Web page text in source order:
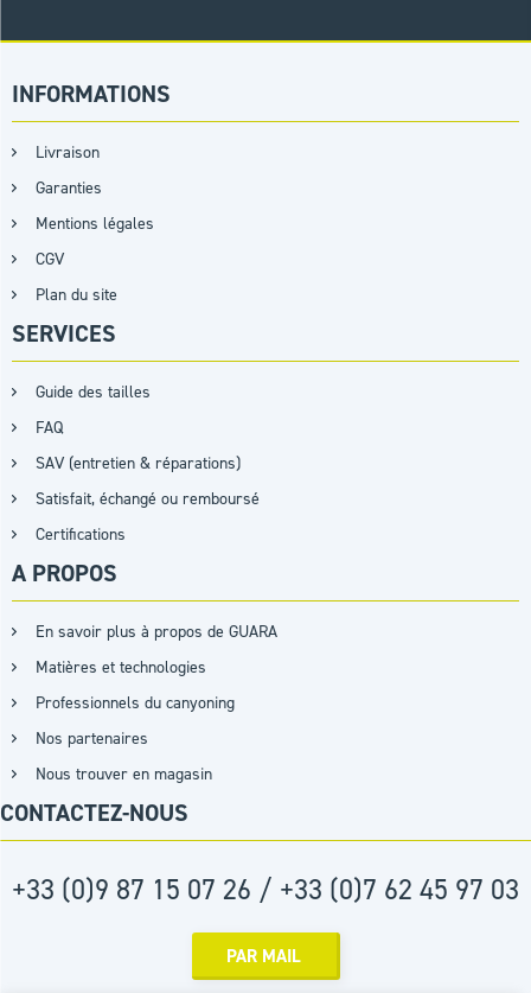
INFORMATIONS
Livraison
Garanties
Mentions légales
CGV
Plan du site
SERVICES
Guide des tailles
FAQ
SAV (entretien & réparations)
Satisfait, échangé ou remboursé
Certifications
A PROPOS
En savoir plus à propos de GUARA
Matières et technologies
Professionnels du canyoning
Nos partenaires
Nous trouver en magasin
CONTACTEZ-NOUS
+33 (0)9 87 15 07 26 / +33 (0)7 62 45 97 03
PAR MAIL